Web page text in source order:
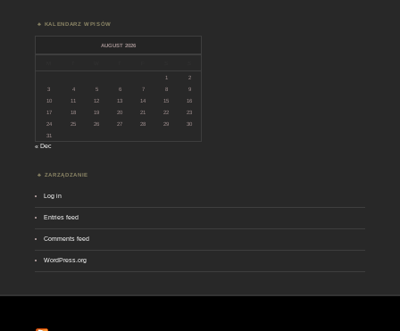
KALENDARZ WPISÓW
AUGUST 2026
1
2
3
4 5 6 7 8
9
10
11 12 13 14 15
16
17
18 19 20 21 22
23
24
25 26 27 28 29
30
31
« Dec
ZARZĄDZANIE
Log in
Entries feed
Comments feed
WordPress.org